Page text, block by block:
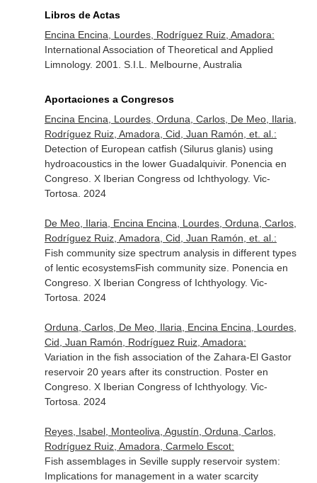
Libros de Actas
Encina Encina, Lourdes, Rodríguez Ruiz, Amadora:
International Association of Theoretical and Applied
Limnology. 2001. S.I.L. Melbourne, Australia
Aportaciones a Congresos
Encina Encina, Lourdes, Orduna, Carlos, De Meo, Ilaria,
Rodríguez Ruiz, Amadora, Cid, Juan Ramón, et. al.:
Detection of European catfish (Silurus glanis) using
hydroacoustics in the lower Guadalquivir. Ponencia en
Congreso. X Iberian Congress od Ichthyology. Vic-
Tortosa. 2024
De Meo, Ilaria, Encina Encina, Lourdes, Orduna, Carlos,
Rodríguez Ruiz, Amadora, Cid, Juan Ramón, et. al.:
Fish community size spectrum analysis in different types
of lentic ecosystemsFish community size. Ponencia en
Congreso. X Iberian Congress of Ichthyology. Vic-
Tortosa. 2024
Orduna, Carlos, De Meo, Ilaria, Encina Encina, Lourdes,
Cid, Juan Ramón, Rodríguez Ruiz, Amadora:
Variation in the fish association of the Zahara-El Gastor
reservoir 20 years after its construction. Poster en
Congreso. X Iberian Congress of Ichthyology. Vic-
Tortosa. 2024
Reyes, Isabel, Monteoliva, Agustín, Orduna, Carlos,
Rodríguez Ruiz, Amadora, Carmelo Escot:
Fish assemblages in Seville supply reservoir system:
Implications for management in a water scarcity